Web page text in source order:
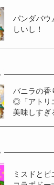
パンダバウ
しいし！
バニラの香
◎「アトリ
美味しすぎ
ミスドと